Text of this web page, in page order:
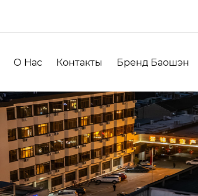
О Нас Контакты Бренд Баошэн